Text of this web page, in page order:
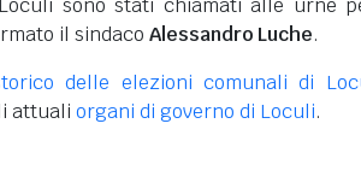
il sindaco Alessandro Luche.
delle elezioni comunali di
attuali organi di governo di Loculi.